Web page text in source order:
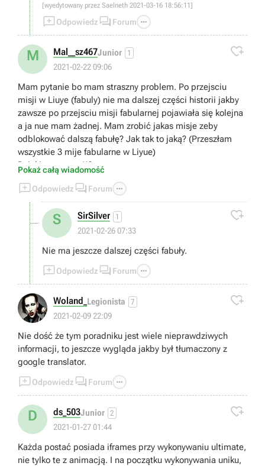
[wyedytowany przez Saelneth 2021-03-16 18:56:11]
Odpowiedz  Forum 
M Mal__sz467Junior 1
2021-02-22 09:06

Mam pytanie bo mam straszny problem. Po przejsciu
misji w Liuye (fabuly) nie ma dalszej części historii jakby
zawsze po przejsciu misji fabularnej pojawiała się kolejna
a ja nue mam żadnej. Mam zrobić jakas misje zeby
odblokować dalszą fabułę? Jak tak to jaką? (Przeszłam
wszystkie 3 mije fabularne w Liyue)
Dzięki za pomoc!!?
Pokaż całą wiadomość
Odpowiedz  Forum 
S SirSilver 1
2021-02-26 07:33

Nie ma jeszcze dalszej części fabuły.
Odpowiedz  Forum 
Woland_ Legionista 7
2021-02-09 22:09

Nie dość że tym poradniku jest wiele nieprawdziwych
informacji, to jeszcze wygląda jakby był tłumaczony z
google translator.
Odpowiedz  Forum 
D ds_503Junior 2
2021-01-27 01:44

Każda postać posiada iframes przy wykonywaniu ultimate,
nie tylko te z animacją. I na początku wykonywania uniku,